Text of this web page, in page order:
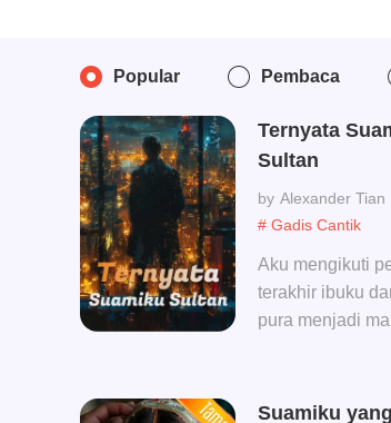
Popular Pembaca
# Gadis Cantik
Ternyata
Sultan
Alexander Tian
Aku mengikuti
terakhir ibuku
pura menjadi
Suamiku yang